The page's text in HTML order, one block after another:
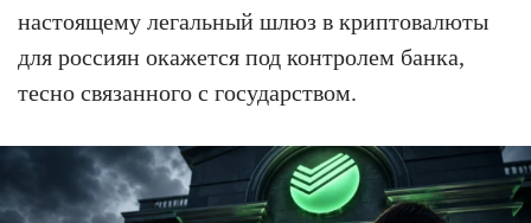
настоящему легальный шлюз в криптовалюты
для россиян окажется под контролем банка,
тесно связанного с государством.